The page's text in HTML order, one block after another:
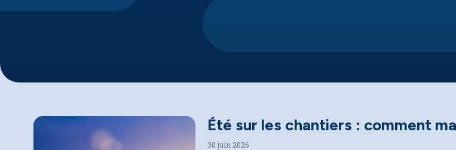
Été sur les chantiers : comment
30 juin 2026